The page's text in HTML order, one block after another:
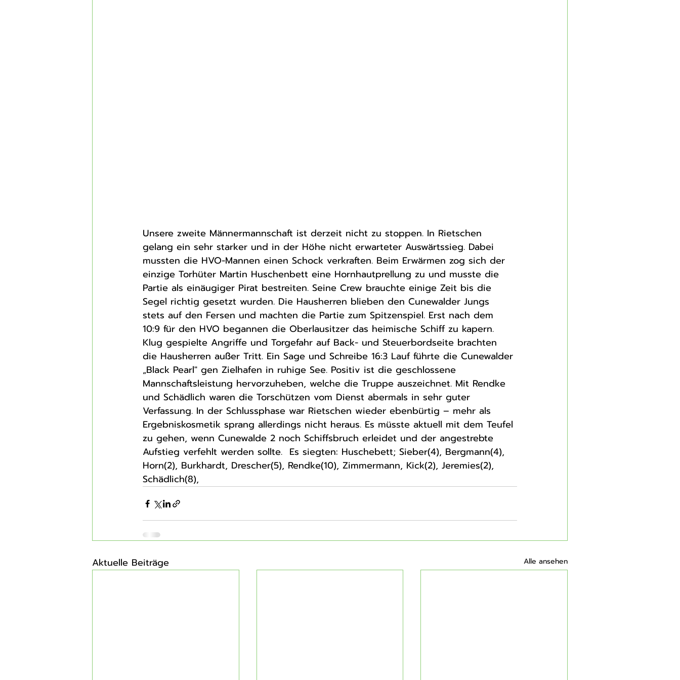
Unsere zweite Männermannschaft ist derzeit nicht zu stoppen. In Rietschen
gelang ein sehr starker und in der Höhe nicht erwarteter Auswärtssieg. Dabei
mussten die HVO-Mannen einen Schock verkraften. Beim Erwärmen zog sich der
einzige Torhüter Martin Huschenbett eine Hornhautprellung zu und musste die
Partie als einäugiger Pirat bestreiten. Seine Crew brauchte einige Zeit bis die
Segel richtig gesetzt wurden. Die Hausherren blieben den Cunewalder Jungs
stets auf den Fersen und machten die Partie zum Spitzenspiel. Erst nach dem
10:9 für den HVO begannen die Oberlausitzer das heimische Schiff zu kapern.
Klug gespielte Angriffe und Torgefahr auf Back- und Steuerbordseite brachten
die Hausherren außer Tritt. Ein Sage und Schreibe 16:3 Lauf führte die Cunewalder
„Black Pearl" gen Zielhafen in ruhige See. Positiv ist die geschlossene
Mannschaftsleistung hervorzuheben, welche die Truppe auszeichnet. Mit Rendke
und Schädlich waren die Torschützen vom Dienst abermals in sehr guter
Verfassung. In der Schlussphase war Rietschen wieder ebenbürtig – mehr als
Ergebniskosmetik sprang allerdings nicht heraus. Es müsste aktuell mit dem Teufel
zu gehen, wenn Cunewalde 2 noch Schiffsbruch erleidet und der angestrebte
Aufstieg verfehlt werden sollte.  Es siegten: Huschebett; Sieber(4), Bergmann(4),
Horn(2), Burkhardt, Drescher(5), Rendke(10), Zimmermann, Kick(2), Jeremies(2),
Schädlich(8),
Aktuelle Beiträge Alle ansehen